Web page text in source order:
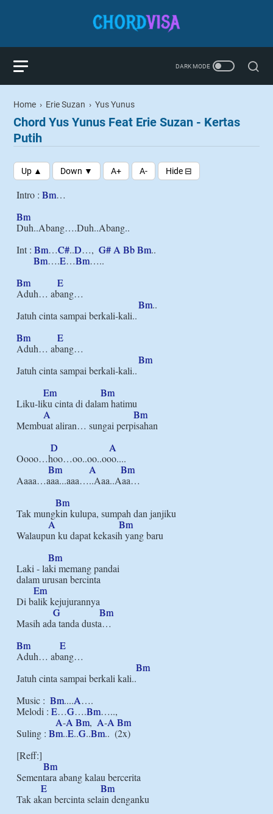
Home › Erie Suzan › Yus Yunus
Chord Yus Yunus Feat Erie Suzan - Kertas
Putih
Intro : Bm…
Bm
Duh..Abang….Duh..Abang..
Int : Bm…C#..D…, G# A BbBm..
Bm….E…Bm…..
Bm
E
Aduh… abang…
Bm..
Jatuh cinta sampai berkali-kali..
Bm
E
Aduh… abang…
Bm
Jatuh cinta sampai berkali-kali..
Em
Bm
Liku-liku cinta di dalam hatimu
A
Bm
Membuat aliran… sungai perpisahan
D
A
Oooo…hoo…oo..oo..ooo....
Bm
A
Bm
Aaaa…aaa...aaa…..Aaa..Aaa…
Bm
Tak mungkin kulupa, sumpah dan janjiku
A
Bm
Walaupun ku dapat kekasih yang baru
Bm
Laki - laki memang pandai
dalam urusan bercinta
Em
Di balik kejujurannya
G
Bm
Masih ada tanda dusta…
Bm
E
Aduh… abang…
Bm
Jatuh cinta sampai berkali kali..
Music : Bm....A….
Melodi : E…G….Bm…..,
A-A Bm, A-A Bm
Suling : Bm..E..G..Bm..  (2x)
[Reff:]
Bm
Sementara abang kalau bercerita
E
Bm
Tak akan bercinta selain denganku